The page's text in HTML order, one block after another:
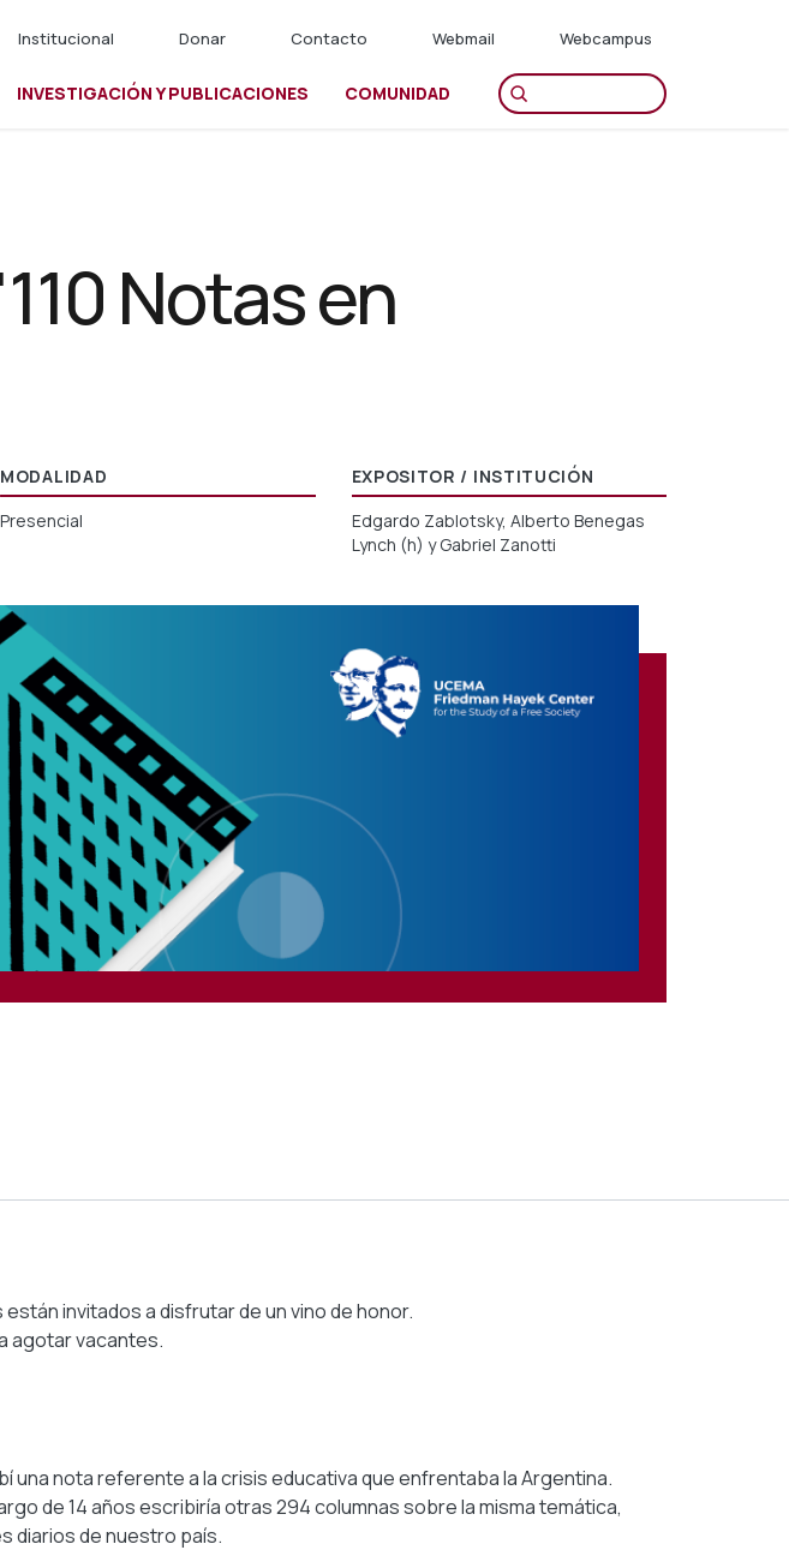
Institucional Donar Contacto Webmail Webcampus
INVESTIGACIÓN Y PUBLICACIONES COMUNIDAD
Notas en
MODALIDAD
Presencial
EXPOSITOR / INSTITUCIÓN
Edgardo Zablotsky, Alberto Benegas
Lynch (h) y Gabriel Zanotti
invitados a disfrutar de un vino de honor.
agotar vacantes.
una nota referente a la crisis educativa que enfrentaba la Argentina.
de 14 años escribiría otras 294 columnas sobre la misma temática,
diarios de nuestro país.